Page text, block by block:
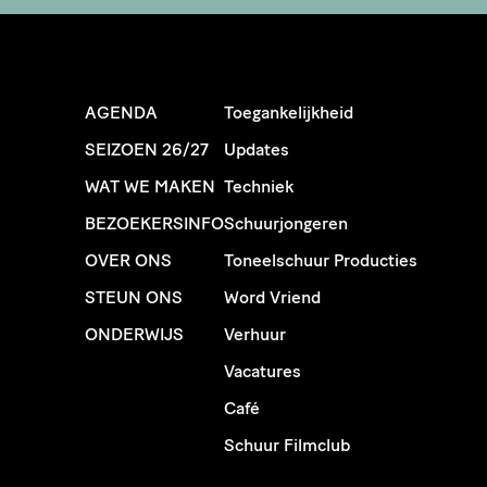
AGENDA
SEIZOEN 26/27
WAT WE MAKEN
BEZOEKERSINFO
OVER ONS
STEUN ONS
ONDERWIJS
Toegankelijkheid
Updates
Techniek
Schuurjongeren
Toneelschuur Producties
Word Vriend
Verhuur
Vacatures
Café
Schuur Filmclub